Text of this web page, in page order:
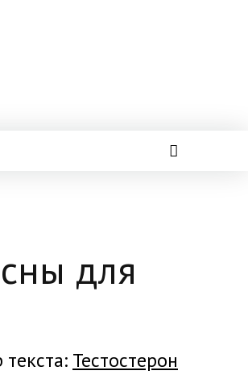
для
Тестостерон